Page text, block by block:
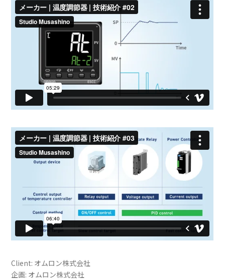
Client: オムロン株式会社
企画: オムロン株式会社